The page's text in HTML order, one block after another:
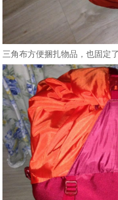
三角布方便捆扎物品，也固定